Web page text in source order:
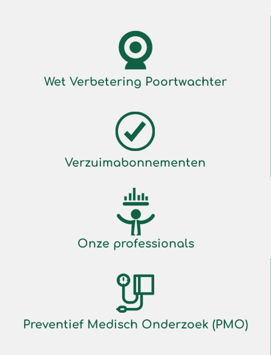
Wet Verbetering Poortwachter
Verzuimabonnementen
Onze professionals
Preventief Medisch Onderzoek (PMO)